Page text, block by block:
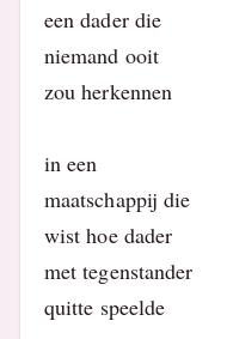
een dader die
niemand ooit
zou herkennen
in een
maatschappij die
wist hoe dader
met tegenstander
quitte speelde